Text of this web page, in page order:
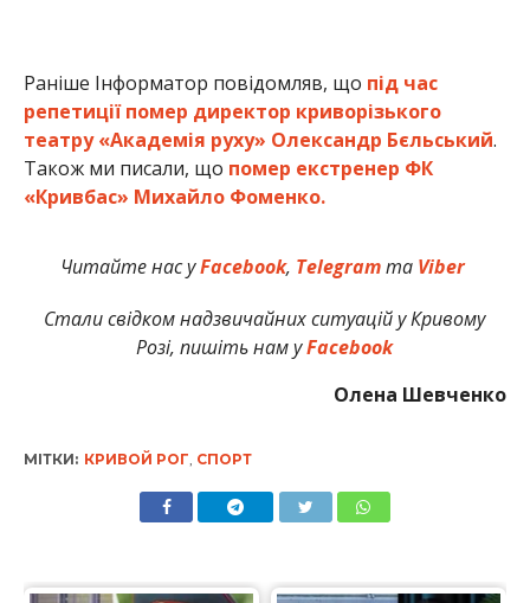
Раніше Інформатор повідомляв, що під час
репетиції помер директор криворізького
театру «Академія руху» Олександр Бєльський.
Також ми писали, що помер екстренер ФК
«Кривбас» Михайло Фоменко.
Читайте нас уFacebook, Telegramта Viber
Стали свідком надзвичайних ситуацій у Кривому
Розі, пишіть нам уFacebook
Олена Шевченко
МІТКИ: КРИВОЙ РОГ, СПОРТ